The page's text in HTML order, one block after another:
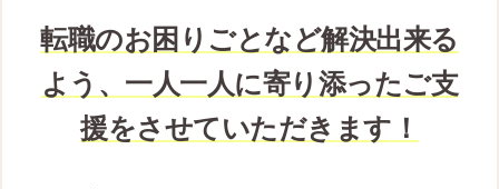
転職のお困りごとなど解決出来る
よう、一人一人に寄り添ったご支
援をさせていただきます！